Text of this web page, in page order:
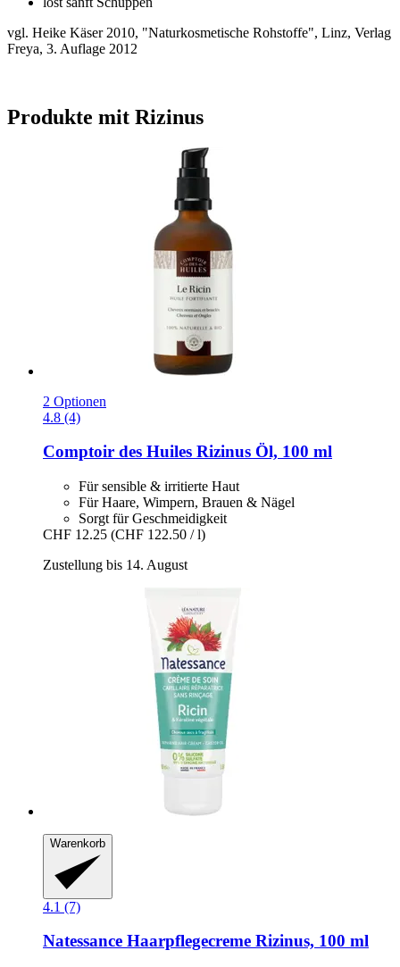
vgl. Heike Käser 2010, "Naturkosmetische Rohstoffe", Linz, Verlag
Freya, 3. Auflage 2012
Produkte mit Rizinus
2 Optionen
4.8 (4)
Comptoir des Huiles Rizinus Öl, 100 ml
Für sensible & irritierte Haut
Für Haare, Wimpern, Brauen & Nägel
Sorgt für Geschmeidigkeit
CHF 12.25 (CHF 122.50 / l)
Zustellung bis 14. August
Warenkorb
4.1 (7)
Natessance Haarpflegecreme Rizinus, 100 ml